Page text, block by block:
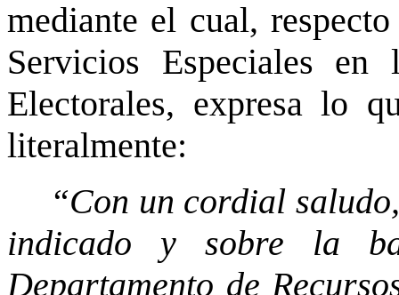
mediante el cual,
Servicios Especiales en
Electorales, expresa lo
literalmente:
“Con un cordial
indicado y sobre la
Departamento de